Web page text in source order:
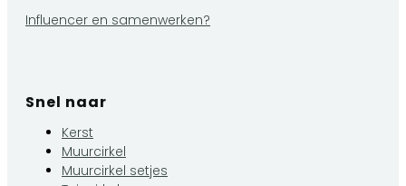
Influencer en samenwerken?
Snel naar
Kerst
Muurcirkel
Muurcirkel setjes